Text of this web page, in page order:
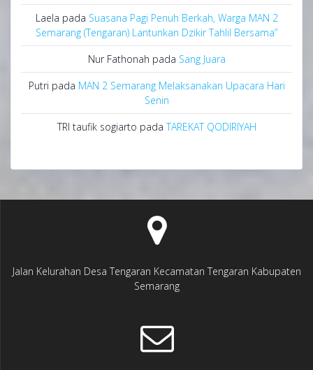
Laela pada Suasana Pagi Penuh Berkah, Warga MAN 2
Semarang (Tengaran) Lantunkan Dzikir Tahlil Bersama”
Nur Fathonah pada Sang Juara
Putri pada MAN 2 Semarang Melaksanakan Upacara Hari
Senin
TRI taufik sogiarto padaTAREKAT QODIRIYAH
Jalan Kelurahan Desa Tengaran Kecamatan Tengaran Kabupaten
Semarang